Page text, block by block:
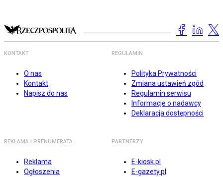
KONTAKT
O nas
Kontakt
Napisz do nas
REGULAMIN
Polityka Prywatności
Zmiana ustawień zgód
Regulamin serwisu
Informacje o nadawcy
Deklaracja dostępności
REKLAMA I PRENUMERATA
Reklama
Ogłoszenia
PARTNERZY
E-kiosk.pl
E-gazety.pl